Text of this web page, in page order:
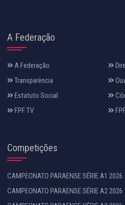
A Federação
A Federação
Transparência
Estatuto Social
FPF TV
Competições
CAMPEONATO PARAENSE SÉRIE A1 2026
CAMPEONATO PARAENSE SÉRIE A2 2026